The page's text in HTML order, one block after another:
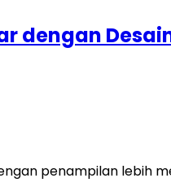
dengan
penampilan lebih